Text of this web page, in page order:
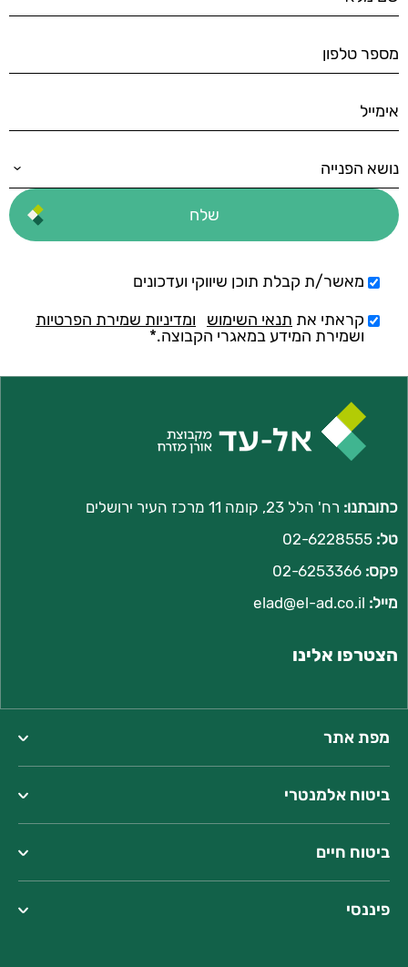
מאשר/ת קבלת תוכן שיווקי ועדכונים
קראתי את תנאי השימוש
ומדיניות שמירת הפרטיות
ושמירת המידע במאגרי הקבוצה.*
כתובתנו: רח' הלל 23, קומה 11 מרכז העיר ירושלים
טל: 02-6228555
פקס:
מייל: elad@el-ad.co.il
הצטרפו אלינו
מפת אתר
ביטוח אלמנטרי
ביטוח חיים
פיננסי